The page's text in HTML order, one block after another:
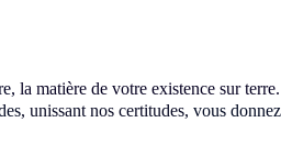
la matière de votre existence sur terre.
, unissant nos certitudes, vous